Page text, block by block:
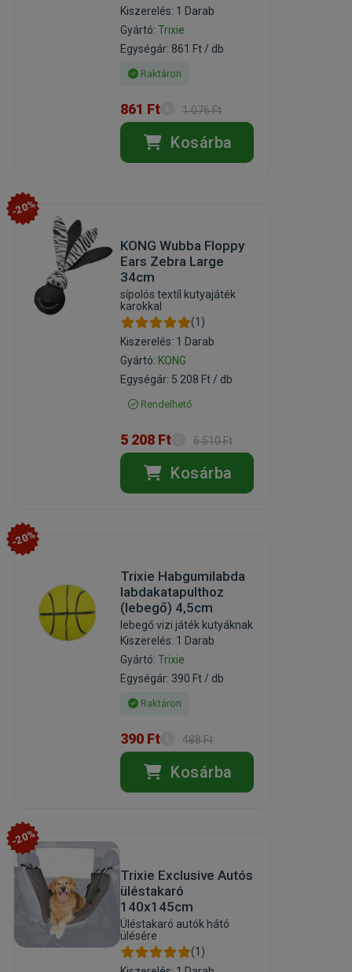
Kiszerelés: 1 Darab
Gyártó:Trixie
Egységár: 861 Ft / db
Raktáron
861 Ft 1 076 Ft
Kosárba
-20%
KONG Wubba Floppy
Ears Zebra Large
34cm
sípolós textíl kutyajáték
karokkal
(1)
Kiszerelés: 1 Darab
Gyártó: KONG
Egységár: 5 208 Ft / db
Rendelhető
5 208 Ft 6 510 Ft
Kosárba
-20%
Trixie Habgumilabda
labdakatapulthoz
(lebegő) 4,5cm
lebegő vizi játék kutyáknak
Kiszerelés: 1 Darab
Gyártó:Trixie
Egységár: 390 Ft / db
Raktáron
390 Ft 488 Ft
Kosárba
-20%
Trixie Exclusive Autós
üléstakaró
140x145cm
Üléstakaró autók hátó
ülésére
(1)